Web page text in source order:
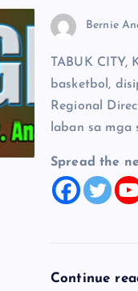
Bernie
TABUK
basketbol,
Regional
laban sa mga
Spread the
Continue